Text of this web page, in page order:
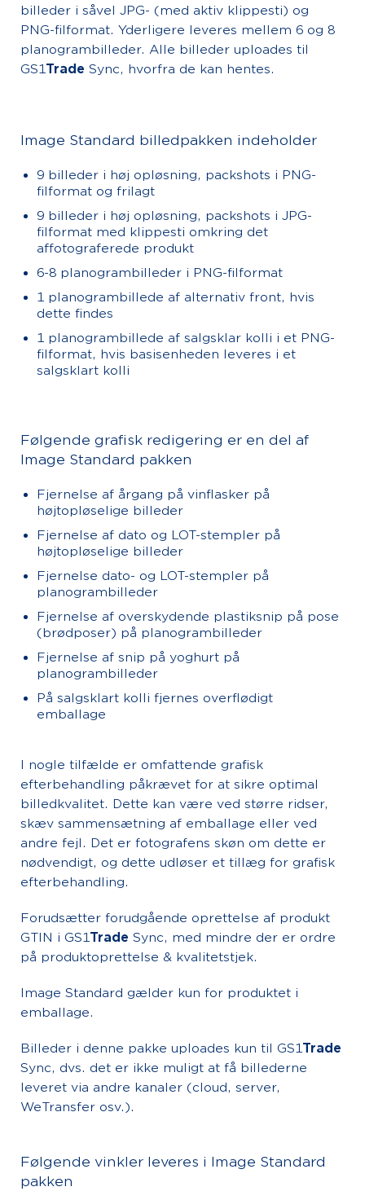
billeder i såvel JPG- (med aktiv klippesti) og
PNG-filformat. Yderligere leveres mellem 6 og 8
planogrambilleder. Alle billeder uploades til
GS1Trade Sync, hvorfra de kan hentes.
Image Standard billedpakken indeholder
9 billeder i høj opløsning, packshots i PNG-
filformat og frilagt
9 billeder i høj opløsning, packshots i JPG-
filformat med klippesti omkring det
affotograferede produkt
6-8 planogrambilleder i PNG-filformat
1 planogrambillede af alternativ front, hvis
dette findes
1 planogrambillede af salgsklar kolli i et PNG-
filformat, hvis basisenheden leveres i et
salgsklart kolli
Følgende grafisk redigering er en del af
Image Standard pakken
Fjernelse af årgang på vinflasker på
højtopløselige billeder
Fjernelse af dato og LOT-stempler på
højtopløselige billeder
Fjernelse dato- og LOT-stempler på
planogrambilleder
Fjernelse af overskydende plastiksnip på pose
(brødposer) på planogrambilleder
Fjernelse af snip på yoghurt på
planogrambilleder
På salgsklart kolli fjernes overflødigt
emballage
I nogle tilfælde er omfattende grafisk
efterbehandling påkrævet for at sikre optimal
billedkvalitet. Dette kan være ved større ridser,
skæv sammensætning af emballage eller ved
andre fejl. Det er fotografens skøn om dette er
nødvendigt, og dette udløser et tillæg for grafisk
efterbehandling.
Forudsætter forudgående oprettelse af produkt
GTIN i GS1Trade Sync, med mindre der er ordre
på produktoprettelse & kvalitetstjek.
Image Standard gælder kun for produktet i
emballage.
Billeder i denne pakke uploades kun til GS1Trade
Sync, dvs. det er ikke muligt at få billederne
leveret via andre kanaler (cloud, server,
WeTransfer osv.).
Følgende vinkler leveres i Image Standard
pakken